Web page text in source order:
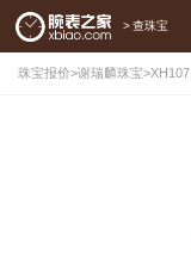
> 查珠宝
珠宝报价>谢瑞麟珠宝>XH107